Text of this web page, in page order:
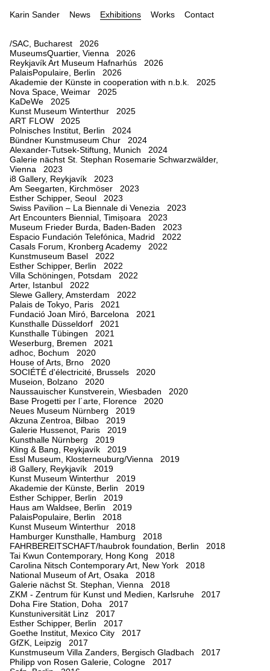
Karin Sander News Exhibitions Works Contact
/SAC, Bucharest 2026
MuseumsQuartier, Vienna 2026
Reykjavík Art Museum Hafnarhús 2026
PalaisPopulaire, Berlin 2026
Akademie der Künste in cooperation with n.b.k. 2025
Nova Space, Weimar 2025
KaDeWe 2025
Kunst Museum Winterthur 2025
ART FLOW 2025
Polnisches Institut, Berlin 2024
Bündner Kunstmuseum Chur 2024
Alexander-Tutsek-Stiftung, Munich 2024
Galerie nächst St. Stephan Rosemarie Schwarzwälder,
Vienna 2023
i8 Gallery, Reykjavík 2023
Am Seegarten, Kirchmöser 2023
Esther Schipper, Seoul 2023
Swiss Pavilion – La Biennale di Venezia 2023
Art Encounters Biennial, Timișoara 2023
Museum Frieder Burda, Baden-Baden 2023
Espacio Fundación Telefónica, Madrid 2022
Casals Forum, Kronberg Academy 2022
Kunstmuseum Basel 2022
Esther Schipper, Berlin 2022
Villa Schöningen, Potsdam 2022
Arter, Istanbul 2022
Slewe Gallery, Amsterdam 2022
Palais de Tokyo, Paris 2021
Fundació Joan Miró, Barcelona 2021
Kunsthalle Düsseldorf 2021
Kunsthalle Tübingen 2021
Weserburg, Bremen 2021
adhoc, Bochum 2020
House of Arts, Brno 2020
SOCIÉTÉ d'électricité, Brussels 2020
Museion, Bolzano 2020
Naussauischer Kunstverein, Wiesbaden 2020
Base Progetti per l´arte, Florence 2020
Neues Museum Nürnberg 2019
Akzuna Zentroa, Bilbao 2019
Galerie Hussenot, Paris 2019
Kunsthalle Nürnberg 2019
Kling & Bang, Reykjavík 2019
Essl Museum, Klosterneuburg/Vienna 2019
i8 Gallery, Reykjavík 2019
Kunst Museum Winterthur 2019
Akademie der Künste, Berlin 2019
Esther Schipper, Berlin 2019
Haus am Waldsee, Berlin 2019
PalaisPopulaire, Berlin 2018
Kunst Museum Winterthur 2018
Hamburger Kunsthalle, Hamburg 2018
FAHRBEREITSCHAFT/haubrok foundation, Berlin 2018
Tai Kwun Contemporary, Hong Kong 2018
Carolina Nitsch Contemporary Art, New York 2018
National Museum of Art, Osaka 2018
Galerie nächst St. Stephan, Vienna 2018
ZKM - Zentrum für Kunst und Medien, Karlsruhe 2017
Doha Fire Station, Doha 2017
Kunstuniversität Linz 2017
Esther Schipper, Berlin 2017
Goethe Institut, Mexico City 2017
GfZK, Leipzig 2017
Kunstmuseum Villa Zanders, Bergisch Gladbach 2017
Philipp von Rosen Galerie, Cologne 2017